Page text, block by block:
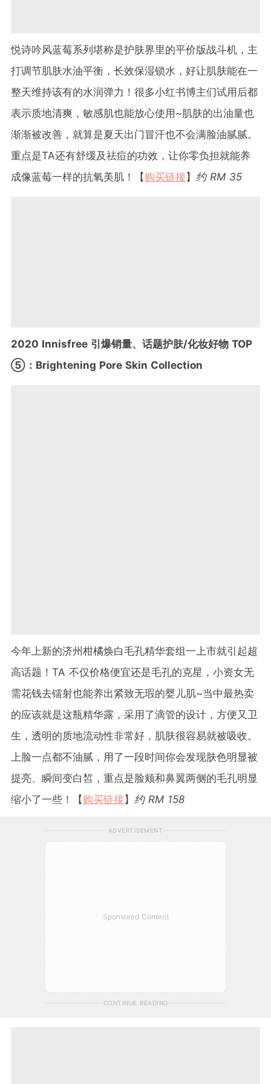
悦诗吟风蓝莓系列堪称是护肤界里的平价版战斗机，主
打调节肌肤水油平衡，长效保湿锁水，好让肌肤能在一
整天维持该有的水润弹力！很多小红书博主们试用后都
表示质地清爽，敏感肌也能放心使用~肌肤的出油量也
渐渐被改善，就算是夏天出门冒汗也不会满脸油腻腻。
重点是TA还有舒缓及祛痘的功效，让你零负担就能养
成像蓝莓一样的抗氧美肌！【 购买链接】 约 RM 35
2020 Innisfree 引爆销量、话题护肤/化妆好物 TOP
⑤：Brightening Pore Skin Collection
今年上新的济州柑橘焕白毛孔精华套组一上市就引起超
高话题！TA 不仅价格便宜还是毛孔的克星，小资女无
需花钱去镭射也能养出紧致无瑕的婴儿肌~当中最热卖
的应该就是这瓶精华露，采用了滴管的设计，方便又卫
生，透明的质地流动性非常好，肌肤很容易就被吸收。
上脸一点都不油腻，用了一段时间你会发现肤色明显被
提亮、瞬间变白皙，重点是脸颊和鼻翼两侧的毛孔明显
缩小了一些！【 购买链接】 约 RM 158
ADVERTISEMENT
Sponsored Content
CONTINUE READING